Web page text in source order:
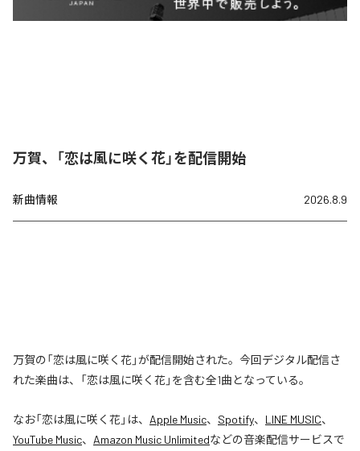
万賀、「恋は風に咲く花」を配信開始
新曲情報 2026.8.9
万賀の「恋は風に咲く花」が配信開始された。今回デジタル配信さ
れた楽曲は、「恋は風に咲く花」を含む全1曲となっている。
なお「恋は風に咲く花」は、 Apple Music、 Spotify、 LINE MUSIC、
YouTube Music、 Amazon Music Unlimitedなどの音楽配信サービスで